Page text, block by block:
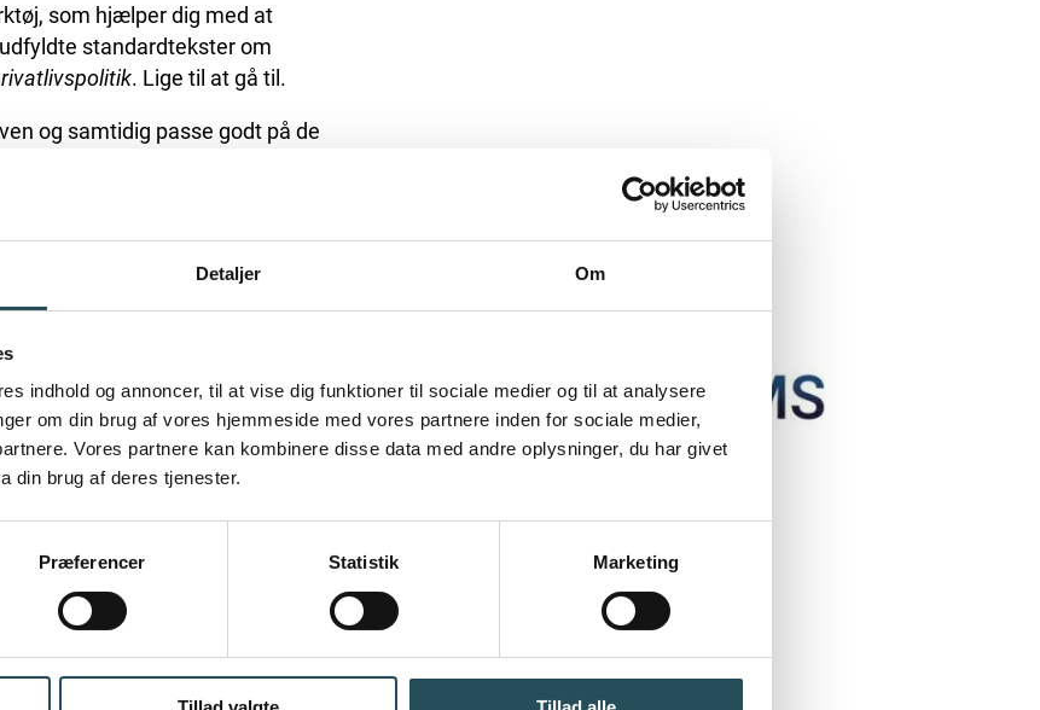
Detaljer Om
indhold og annoncer, til at vise dig funktioner til sociale medier og til at analysere
om din brug af vores hjemmeside med vores partnere inden for sociale medier,
Vores partnere kan kombinere disse data med andre oplysninger, du har givet
din brug af deres tjenester.
Præferencer Statistik Marketing
som hjælper dig med at
standardtekster om
. Lige til at gå til.
og samtidig passe godt på de
gratis i 14 dage
Restauranter &